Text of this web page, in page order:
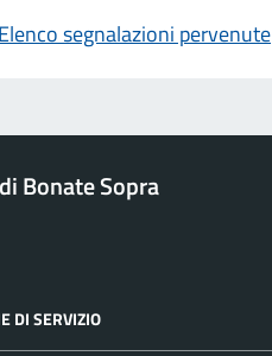
Elenco segnalazioni pervenute
Bonate Sopra
DI SERVIZIO